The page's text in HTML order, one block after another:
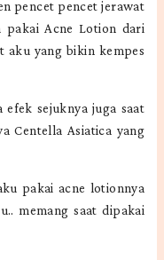
pencet pencet jerawat
pakai Acne Lotion dari
aku yang bikin kempes
efek sejuknya juga saat
Centella Asiatica yang
pakai acne lotionnya
memang saat dipakai